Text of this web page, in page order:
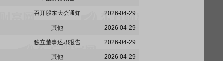
召开股东大会通知 2026-04-29
其他 2026-04-29
独立董事述职报告 2026-04-29
其他 2026-04-29